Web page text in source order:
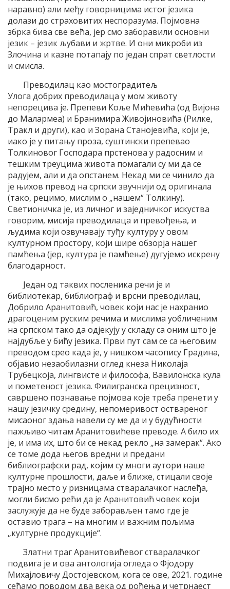
наравно) али међу говорницима истог језика
долази до страховитих неспоразума. Појмовна
збрка бива све већа, јер смо заборавили основни
језик – језик љубави и жртве. И они микроби из
Злочина и казне потапају по један спрат светлости
и смисла.
Преводилац као мостоградитељ
Улога добрих преводилаца у мом животу
непорецива је. Препеви Коље Мићевића (од Вијона
до Малармеа) и Бранимира Живојиновића (Рилке,
Тракл и други), као и Зорана Станојевића, који је,
иако је у питању проза, суштински препевао
Толкиновог Господара прстенова у радосним и
тешким треуцима живота помагали су ми да се
радујем, али и да опстанем. Некад ми се чинило да
је њихов превод на српски звучнији од оригинала
(тако, рецимо, мислим о „нашем“ Толкину).
Светионичка је, из личног и заједничког искуства
говорим, мисија преводилаца и превођења, и
људима који озвучавају туђу културу у овом
културном простору, који шире обзорја нашег
памћења (јер, култура је памћење) дугујемо искрену
благодарност.
Један од таквих посленика речи је и
библиотекар, библиограф и врсни преводилац,
Добрило Аранитовић, човек који нас је нахранио
драгоценим руским речима и мислима уобличеним
на српском тако да одјекују у складу са оним што је
најдубље у бићу језика. Први пут сам се са његовим
преводом срео када је, у нишком часопису Градина,
објавио незаобилазни оглед кнеза Николаја
Трубецкоја, лингвисте и философа, Вавилонска кула
и пометеност језика. Филигранска прецизност,
савршено познавање појмова које треба пренети у
нашу језичку средину, непомеривост оствареног
мисаоног здања навели су ме да и у будућности
пажљиво читам Аранитовићеве преводе. А било их
је, и има их, што би се некад рекло „на замерак“. Ако
се томе дода његов вредни и предани
библиографски рад, којим су многи аутори наше
културне прошлости, даље и ближе, стицали своје
трајно место у ризницама стваралачког наслеђа,
могли бисмо рећи да је Аранитовић човек који
заслужује да не буде заборављен тамо где је
оставио трага – на многим и важним пољима
„културне продукције“.
Златни траг Аранитовићевог стваралачког
подвига је и ова антологија огледа о Фјодору
Михајловичу Достојевском, кога се ове, 2021. године
сећамо поводом два века од рођења и четрнаест